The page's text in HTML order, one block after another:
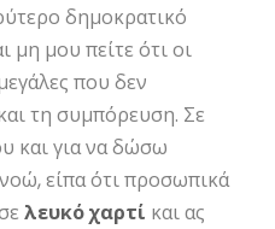
δημοκρατικό
μη μου πείτε ότι οι
που δεν
τη συμπόρευση. Σε
και για να δώσω
είπα ότι προσωπικά
λευκό χαρτί και ας